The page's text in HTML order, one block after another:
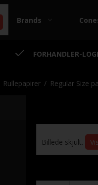
Brands
FORHANDLER-
Rullepapirer / Regular Size
Billede skjult.
Billede skjult.